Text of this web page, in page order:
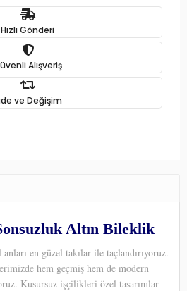
Hızlı Gönderi
Alışveriş
ve Değişim
Altın Bileklik
en güzel takılar ile taçlandırıyoruz.
hem geçmiş hem de modern
Kusursuz işçilikleri özel tasarımlar